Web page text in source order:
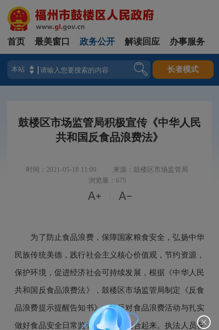
登录
首页 最美窗口 政务公开 解读回应 办事服务
长者模式
鼓楼区市场监管局积极宣传《中华人民
共和国反食品浪费法》
时间：2021-05-18 11:09
来源：鼓楼区市场监管局
浏览量：675
 
为了防止食品浪费，保障国家粮食安全，弘扬中华
民族传统美德，践行社会主义核心价值观，节约资源，
保护环境，促进经济社会可持续发展，根据《中华人民
共和国反食品浪费法》，鼓楼区市场监管局制定《反食
品浪费提示提醒告知书》，将反对食品浪费活动与扎实
做好食品安全日常监管工作有机结合起来。执法人员在